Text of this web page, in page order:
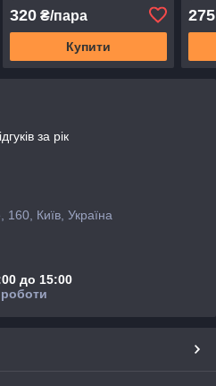
320₴/пара
Купити
275
за рік
160, Київ, Україна
до 15:00